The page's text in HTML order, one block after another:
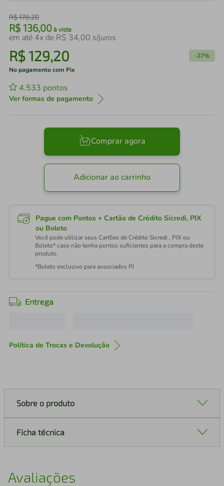
R$178,20
R$ 136,00 à vista
em até 4x de R$ 34,00 s/juros
R$129,20 -27%
No pagamento com Pix
4.533 pontos
Ver formas de pagamento
Comprar agora
Adicionar ao carrinho
Pague com Pontos + Cartão de Crédito Sicredi, PIX
ou Boleto
Você pode utilizar seus Cartões de Crédito Sicredi , PIX ou
Boleto* caso não tenha pontos suficientes para a compra deste
produto.
*Boleto exclusivo para associados PJ
Entrega
Política de Trocas e Devolução
Sobre o produto
Ficha técnica
Avaliações